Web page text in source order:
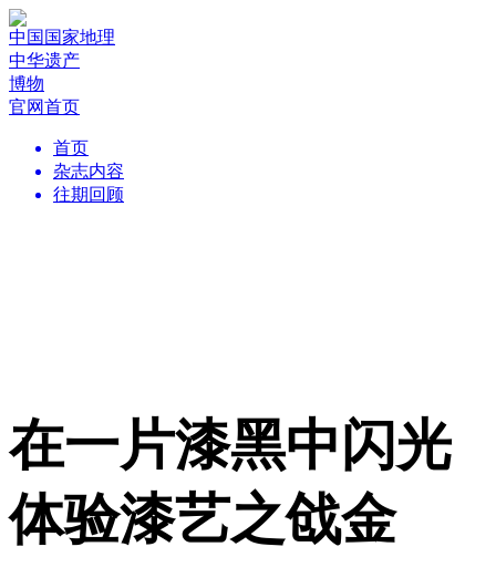
中国国家地理
中华遗产
博物
官网首页
首页
杂志内容
往期回顾
在一片漆黑中闪光
体验漆艺之戗金